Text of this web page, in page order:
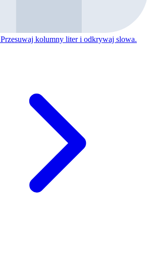
Przesuwaj kolumny liter i odkrywaj slowa.